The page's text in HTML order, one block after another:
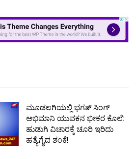
ಮೂಡಲಗಿಯಲ್ಲಿ ಭಗತ್ ಸಿಂಗ್
ಅಭಿಮಾನಿ ಯುವಕನ ಭೀಕರ ಕೊಲೆ:
ಹುಡುಗಿ ವಿಚಾರಕ್ಕೆ ಚೂರಿ ಇರಿದು
ಹತ್ಯೆಗೈದ ಶಂಕೆ!